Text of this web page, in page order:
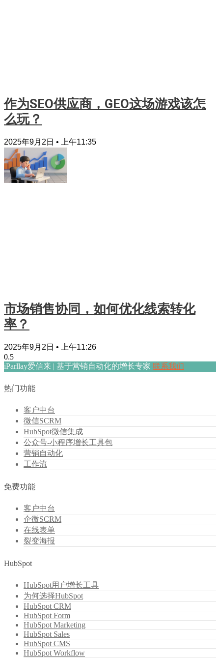
作为SEO供应商，GEO这场游戏该怎
么玩？
2025年9月2日 上午11:35
市场销售协同，如何优化线索转化
率？
2025年9月2日 上午11:26
iParllay爱信来 | 基于营销自动化的增长专家 联系我们
热门功能
客户中台
微信SCRM
HubSpot微信集成
公众号-小程序增长工具包
营销自动化
工作流
免费功能
客户中台
企微SCRM
在线表单
裂变海报
HubSpot
HubSpot用户增长工具
为何选择HubSpot
HubSpot CRM
HubSpot Form
HubSpot Marketing
HubSpot Sales
HubSpot CMS
HubSpot Workflow